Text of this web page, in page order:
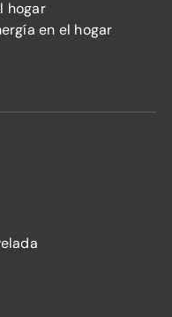
hogar
en el hogar